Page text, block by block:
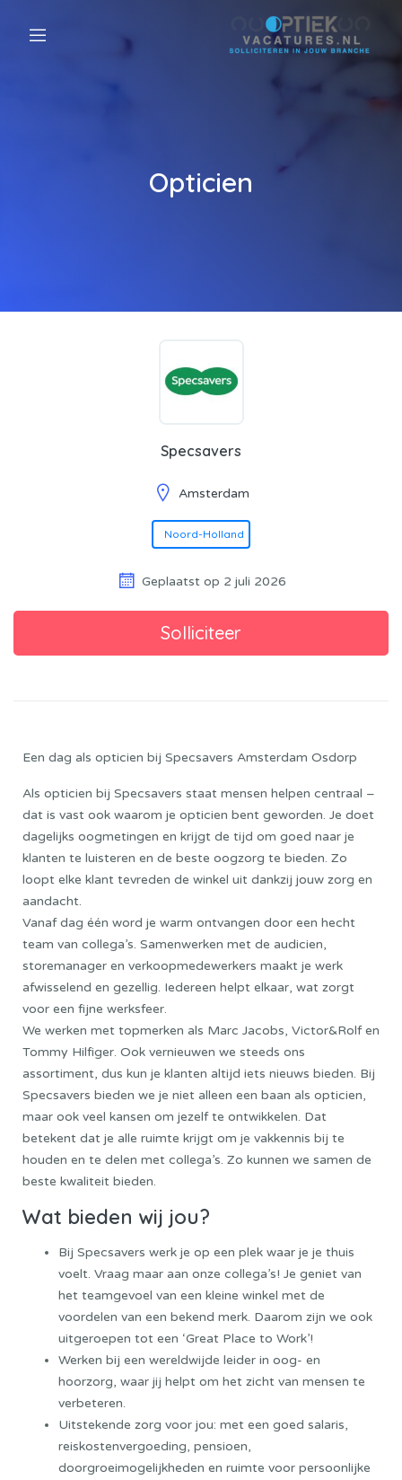
Opticien
Specsavers
Amsterdam
Noord-Holland
Geplaatst op 2 juli 2026
Een dag als opticien bij Specsavers Amsterdam Osdorp
Als opticien bij Specsavers staat mensen helpen centraal –
dat is vast ook waarom je opticien bent geworden. Je doet
dagelijks oogmetingen en krijgt de tijd om goed naar je
klanten te luisteren en de beste oogzorg te bieden. Zo
loopt elke klant tevreden de winkel uit dankzij jouw zorg en
aandacht.
Vanaf dag één word je warm ontvangen door een hecht
team van collega’s. Samenwerken met de audicien,
storemanager en verkoopmedewerkers maakt je werk
afwisselend en gezellig. Iedereen helpt elkaar, wat zorgt
voor een fijne werksfeer.
We werken met topmerken als Marc Jacobs, Victor&Rolf en
Tommy Hilfiger. Ook vernieuwen we steeds ons
assortiment, dus kun je klanten altijd iets nieuws bieden. Bij
Specsavers bieden we je niet alleen een baan als opticien,
maar ook veel kansen om jezelf te ontwikkelen. Dat
betekent dat je alle ruimte krijgt om je vakkennis bij te
houden en te delen met collega’s. Zo kunnen we samen de
beste kwaliteit bieden.
Wat bieden wij jou?
Bij Specsavers werk je op een plek waar je je thuis
voelt. Vraag maar aan onze collega’s! Je geniet van
het teamgevoel van een kleine winkel met de
voordelen van een bekend merk. Daarom zijn we ook
uitgeroepen tot een ‘Great Place to Work’!
Werken bij een wereldwijde leider in oog- en
hoorzorg, waar jij helpt om het zicht van mensen te
verbeteren.
Uitstekende zorg voor jou: met een goed salaris,
reiskostenvergoeding, pensioen,
doorgroeimogelijkheden en ruimte voor persoonlijke